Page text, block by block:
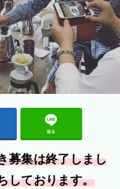
送る
募集は終了しまし
しております。